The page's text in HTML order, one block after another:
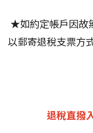
★如約定帳戶因故
以郵寄退稅支票方
退稅直撥